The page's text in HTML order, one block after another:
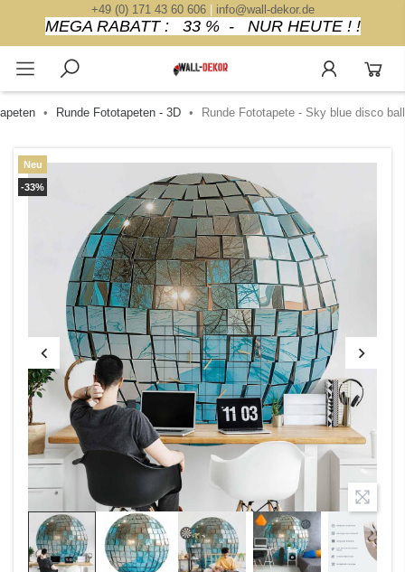
+49 (0) 171 43 60 606| info@wall-dekor.de
MEGA RABATT : 33 % - NUR HEUTE ! !
Runde Fototapeten - 3D Runde Fototapete - Sky blue disco ball
-33%
Neu